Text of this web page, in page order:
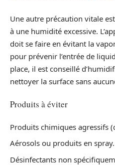
Une autre précaution vitale
à une humidité excessive.
doit se faire en évitant la
pour prévenir l’entrée de
place, il est conseillé
nettoyer la surface sans
Produits à éviter
Produits chimiques agressifs
Aérosols ou produits en spray.
Désinfectants non